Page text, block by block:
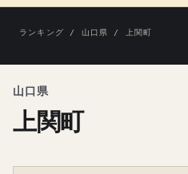
ランキング / 山口県 / 上関町
山口県
上関町